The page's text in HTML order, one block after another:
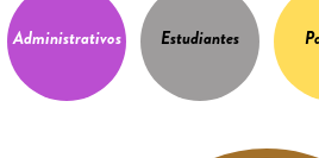
Administrativos Estudiantes